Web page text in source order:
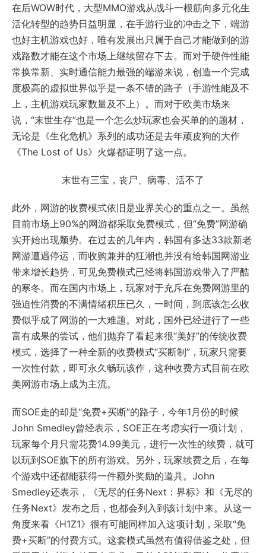
在后WOW时代，大型MMO游戏从战斗一根筋向多元化生
活化转型的趋势日益明显，在手游行业的冲击之下，端游
也好主机游戏也好，唯有发展出只属于自己才能做到的游
戏路数才能在这个市场上继续留存下去。而对于硬件性能
常换常新、实时通信能力最强的端游来说，创造一个完成
度极高的虚拟世界似乎是一条不错的路子（手游性能及不
上，主机游戏玩家数量及不上）。而对于欧美市场来
说，“末世生存”也是一个怎么炒玩家也会买单的的题材，
无论是《生化危机》系列的成功还是去年顽皮狗的大作
《The Lost of Us》火爆都证明了这一点。
末世有三宝，丧尸、病毒、活不了
此外，网游的收费模式依旧是业界关心的重点之一。虽然
目前市场上90%的网游都采取免费模式，但“免费”网游确
实开始出现颓势。在过去的几年内，韩国有多达33款新老
网游遭遇停运，而收购兼并的狂潮也并没有给韩国网游业
带来增长趋势，可见免费模式已经将韩国游戏带入了严酷
的寒冬。而在国内市场上，玩家对于充斥在免费网游里的
强迫性消费的不满情绪积压已久，一时间，到底该怎么收
费似乎成了网游的一大难题。对此，国外已经进行了一些
富有成果的尝试，他们抛弃了看起来很“美好”的传统收费
模式，选择了一种全新的收费模式“买断制”，玩家只需要
一次性付款，即可永久畅玩该作，这种收费方式目前在欧
美网游市场上成为主流。
而SOE走的却是“免费+买断”的路子，今年1月份的时候
John Smedley曾经表示，SOE正在考虑实行一项计划，
玩家每个月只需花费14.99美元，进行一次性的续费，就可
以玩到SOE旗下的所有游戏。另外，玩家续费之后，在每
个游戏中还都能获得一件额外奖励的道具。John
Smedley还表示，《无尽的任务Next：界标》和《无尽的
任务Next》发布之后，也都会列入到该计划中来。从这一
角度来看《H1Z1》很有可能同样加入这项计划，采取“免
费+买断”的付费方式。这套模式虽然有值得借鉴之处，但